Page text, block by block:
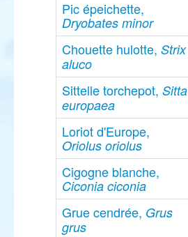
Pic épeichette,
Dryobates minor
Chouette hulotte, Strix
aluco
Sittelle torchepot, Sitta
europaea
Loriot d'Europe,
Oriolus oriolus
Cigogne blanche,
Ciconia ciconia
Grue cendrée, Grus
grus